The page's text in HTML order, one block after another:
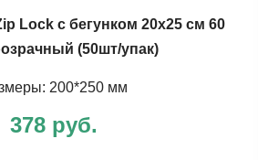
Lock с бегунком 20х25 см 60
(50шт/упак)
200*250 мм
378 руб.